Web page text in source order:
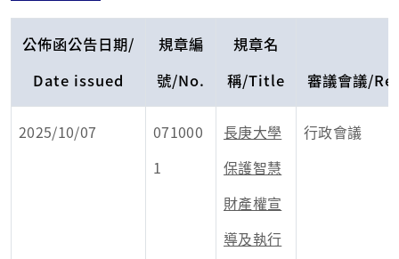
公佈函公告日期/
Date issued
規章編
號/No.
規章名
稱/Title
審議會議/
2025/10/07
071000
1
長庚大學
保護智慧
財產權宣
導及執行
行政會議